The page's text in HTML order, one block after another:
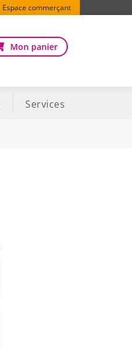
Espace commerçant
Mon panier
Services